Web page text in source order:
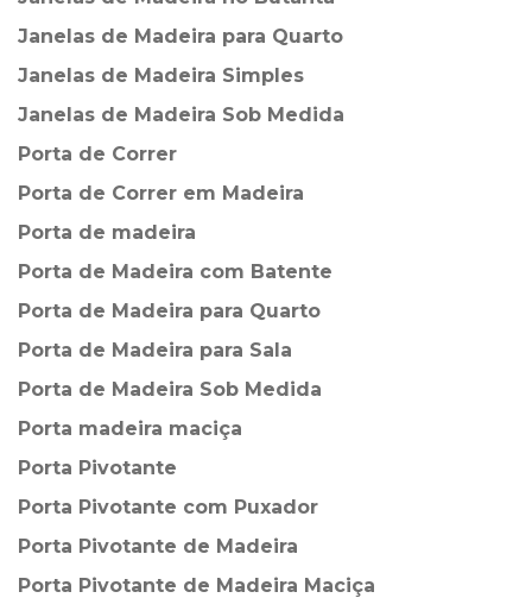
Janelas de Madeira para Quarto
Janelas de Madeira Simples
Janelas de Madeira Sob Medida
Porta de Correr
Porta de Correr em Madeira
Porta de madeira
Porta de Madeira com Batente
Porta de Madeira para Quarto
Porta de Madeira para Sala
Porta de Madeira Sob Medida
Porta madeira maciça
Porta Pivotante
Porta Pivotante com Puxador
Porta Pivotante de Madeira
Porta Pivotante de Madeira Maciça